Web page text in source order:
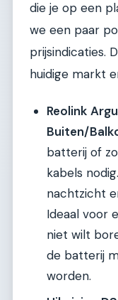
die je op een
we een paar
prijsindicaties.
huidige markt
Reolink
Buiten/
batterij of
kabels
nachtzicht
Ideaal voor
niet wilt
de batterij
worden.